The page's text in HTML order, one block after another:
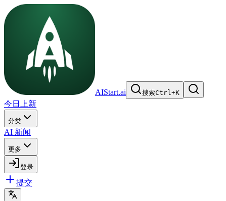
AIStart.ai 搜索Ctrl+K
今日上新
分类
AI 新闻
更多
登录
提交